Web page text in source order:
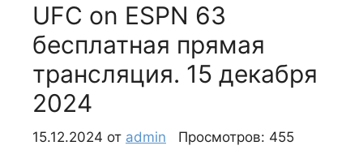
UFC on ESPN 63
бесплатная прямая
трансляция. 15 декабря
2024
15.12.2024 от admin Просмотров: 455